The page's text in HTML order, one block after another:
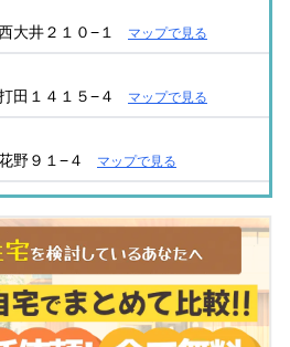
大井２１０−１ マップで見る
田１４１５−４ マップで見る
野９１−４ マップで見る
野１３−１０ マップで見る
ック
野７８−１ マップで見る